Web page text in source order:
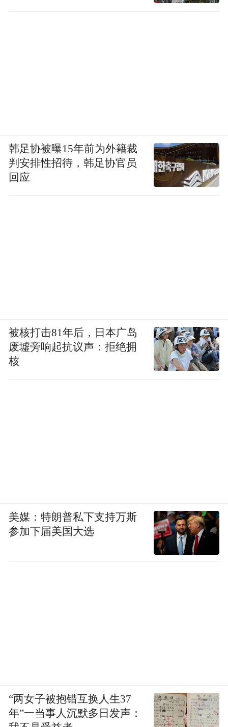
韩足协被曝15年前为外籍裁
判安排性招待，韩足协官员
回应
被核打击81年后，日本广岛
废墟旁响起抗议声：拒绝拥
核
美媒：特朗普私下支持万斯
参加下届美国大选
“两女子被抱错互换人生37
年”一当事人沉默多日发声：